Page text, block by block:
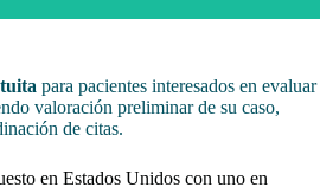
para pacientes interesados en evaluar
valoración preliminar de su caso,
de citas.
en Estados Unidos con uno en